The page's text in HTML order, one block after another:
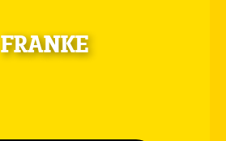
FRANKE